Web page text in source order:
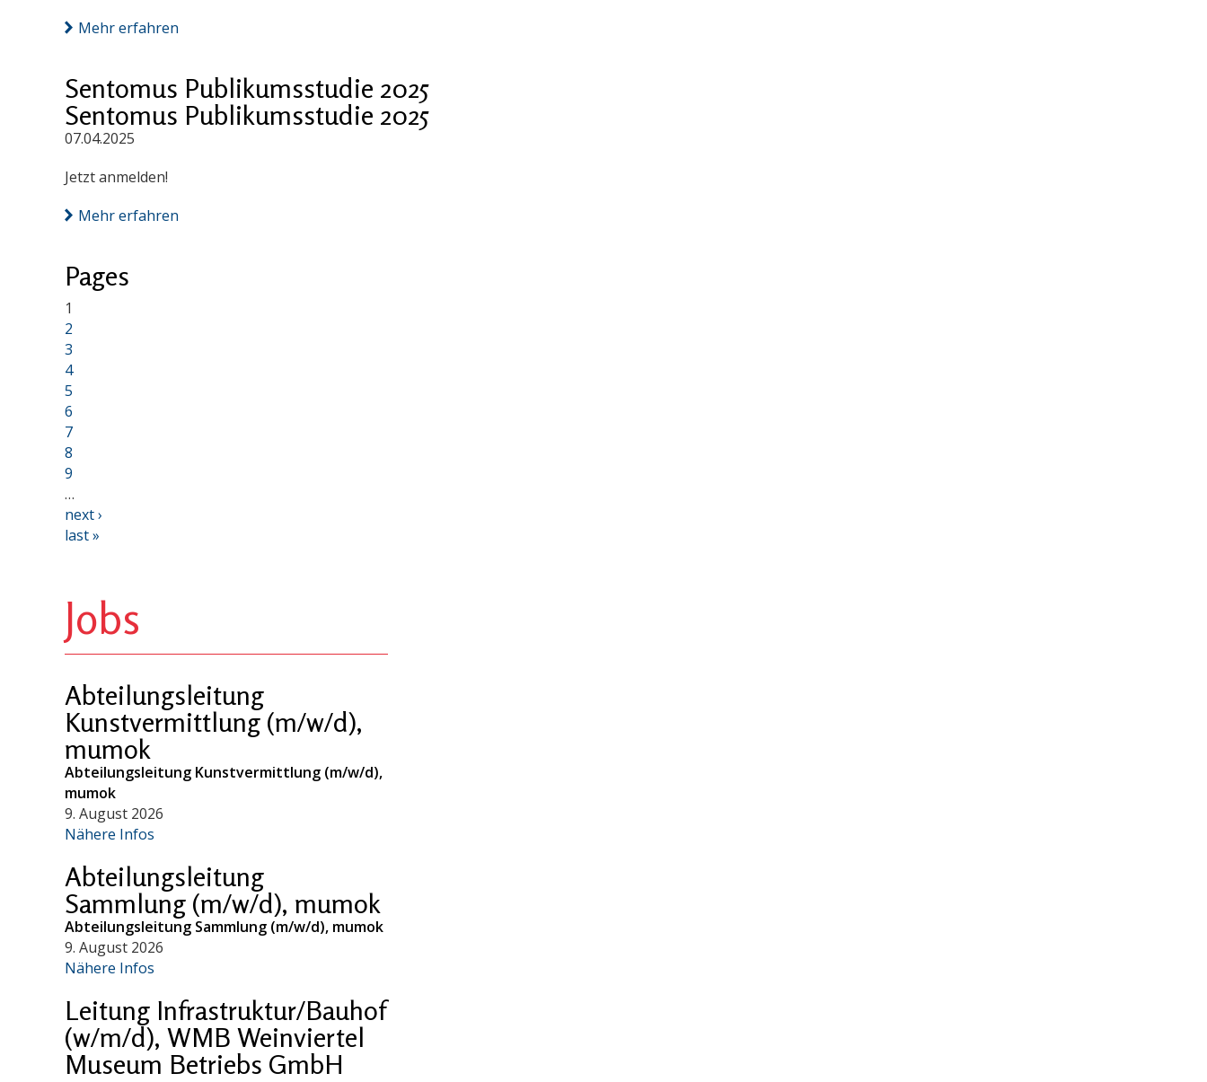
Mehr erfahren
Sentomus Publikumsstudie 2025
Sentomus Publikumsstudie 2025
07.04.2025
Jetzt anmelden!
Mehr erfahren
Pages
1
2
3
4
5
6
7
8
9
…
next ›
last »
Jobs
Abteilungsleitung
Kunstvermittlung (m/w/d),
mumok
Abteilungsleitung Kunstvermittlung (m/w/d),
mumok
9. August 2026
Nähere Infos
Abteilungsleitung
Sammlung (m/w/d), mumok
Abteilungsleitung Sammlung (m/w/d), mumok
9. August 2026
Nähere Infos
Leitung Infrastruktur/Bauhof
(w/m/d), WMB Weinviertel
Museum Betriebs GmbH